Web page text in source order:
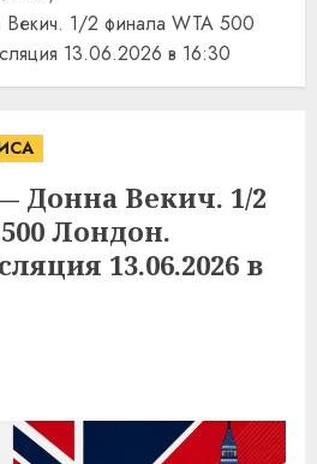
1/2 финала WTA 500
13.06.2026 в 16:30
Донна Векич. 1/2
Лондон.
13.06.2026 в